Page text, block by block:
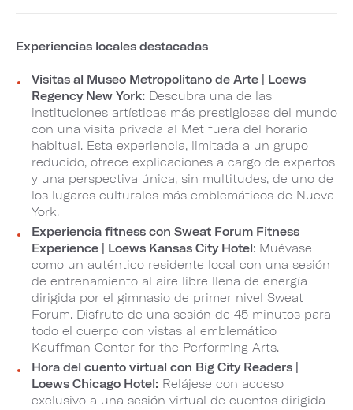
Experiencias locales destacadas
Visitas al Museo Metropolitano de Arte | Loews
Regency New York: Descubra una de las
instituciones artísticas más prestigiosas del mundo
con una visita privada al Met fuera del horario
habitual. Esta experiencia, limitada a un grupo
reducido, ofrece explicaciones a cargo de expertos
y una perspectiva única, sin multitudes, de uno de
los lugares culturales más emblemáticos de Nueva
York.​​​​​​​
Experiencia fitness con Sweat Forum Fitness
Experience | Loews Kansas City Hotel: Muévase
como un auténtico residente local con una sesión
de entrenamiento al aire libre llena de energía
dirigida por el gimnasio de primer nivel Sweat
Forum. Disfrute de una sesión de 45 minutos para
todo el cuerpo con vistas al emblemático
Kauffman Center for the Performing Arts.
Hora del cuento virtual con​​​​​​​ Big City Readers |
Loews Chicago Hotel: Relájese con acceso
exclusivo a una sesión virtual de cuentos dirigida